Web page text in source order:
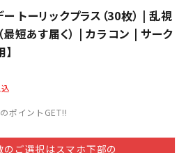
トーリックプラス（30枚） | 乱視
短あす届く） | カラコン | サーク
ポイントGET!!
ご選択はスマホ下部の